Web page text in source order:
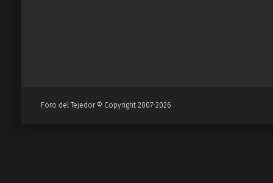
Foro del Tejedor © Copyright 2007-2026